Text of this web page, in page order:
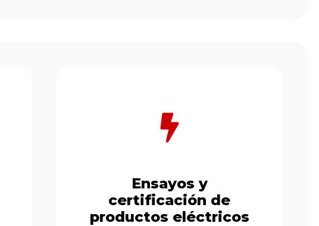
Ensayos y
certificación de
productos eléctricos